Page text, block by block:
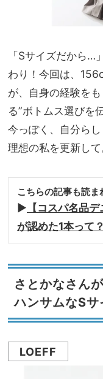
「Sサイズだから…
わり！今回は、
が、自身の経験を
る”ボトムス選びを
今っぽく、自分ら
理想の私を更新して
こちらの記事も読ま
▶︎ 【コスパ名品
が認めた1本って？
さとかなさん
ハンサムなSサ
LOEFF